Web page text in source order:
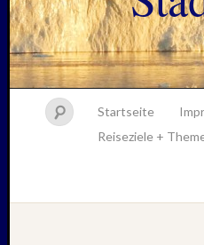
Startseite
Reiseziele +